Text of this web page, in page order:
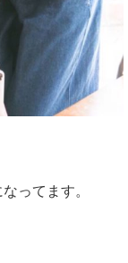
ってます。